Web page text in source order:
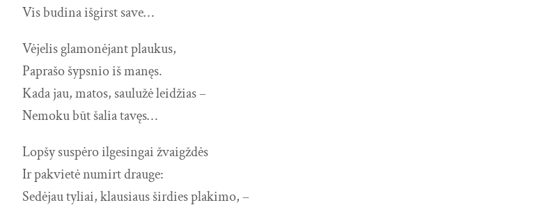
Vis budina išgirst save…
Vėjelis glamonėjant plaukus,
Paprašo šypsnio iš manęs.
Kada jau, matos, saulužė leidžias –
Nemoku būt šalia tavęs…
Lopšy suspėro ilgesingai žvaigždės
Ir pakvietė numirt drauge:
Sedėjau tyliai, klausiaus širdies plakimo, –